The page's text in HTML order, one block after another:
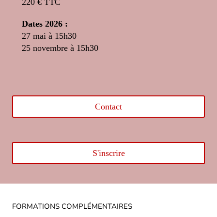
220 € TTC
Dates 2026 :
27 mai à 15h30
25 novembre à 15h30
Contact
S'inscrire
FORMATIONS COMPLÉMENTAIRES